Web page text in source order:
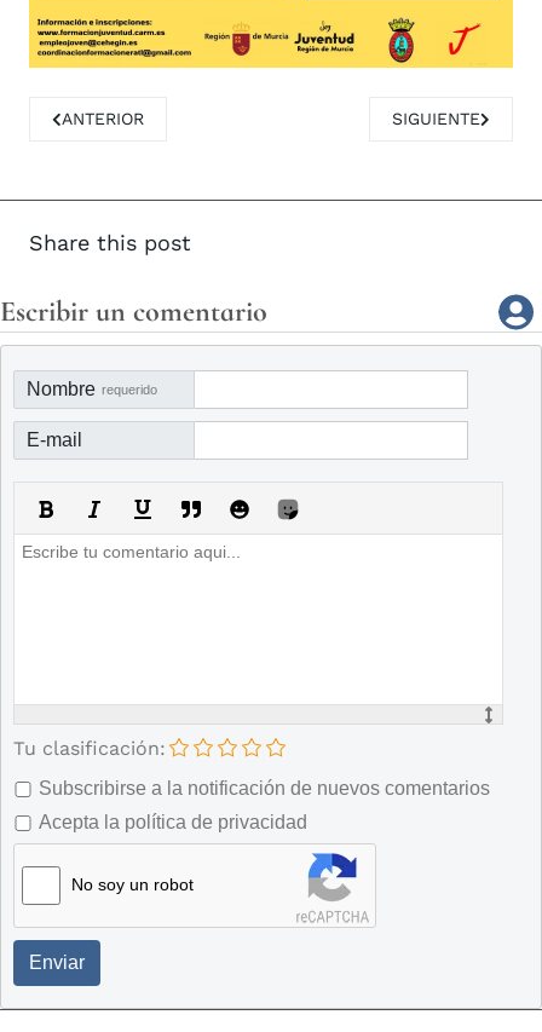
ARTÍCULO ANTERIOR: EL MULEÑO C.F, SACA SU
ANTERIOR ARTÍCULO
SIGUIENTE
Share this post
Escribir un comentario
Nombre requerido
E-mail
Tu clasificación:
Subscribirse a la notificación de nuevos comentarios
Acepta la política de privacidad
No soy un robot
Enviar